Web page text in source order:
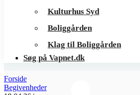
Kulturhus Syd
Boliggården
Klag til Boliggården
Søg på Vapnet.dk
Forside
Begivenheder